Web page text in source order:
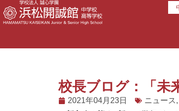
校長ブログ：「未
2021年04月23日 ニュース ,